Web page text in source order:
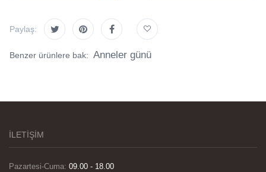
Paylaş:
Benzer ürünlere bak: Anneler günü
İLETİŞİM
Pazartesi-Cuma: 09.00 - 18.00